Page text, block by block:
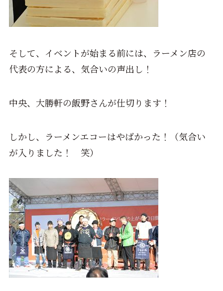
そして、イベントが始まる前には、ラーメン店の
代表の方による、気合いの声出し！
中央、大勝軒の飯野さんが仕切ります！
しかし、ラーメンエコーはやばかった！（気合い
が入りました！ 笑）